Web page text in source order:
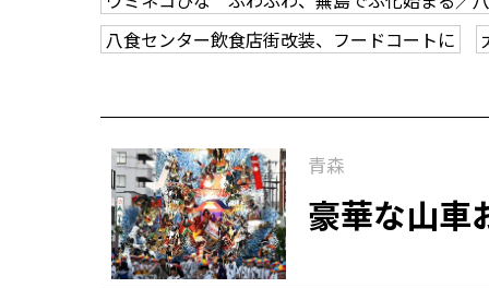
八食センター飲食店街改装、フードコートに
青森
豪華な山車